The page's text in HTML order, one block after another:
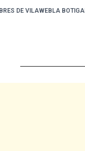
DE VILAWEB LA BOTIGA